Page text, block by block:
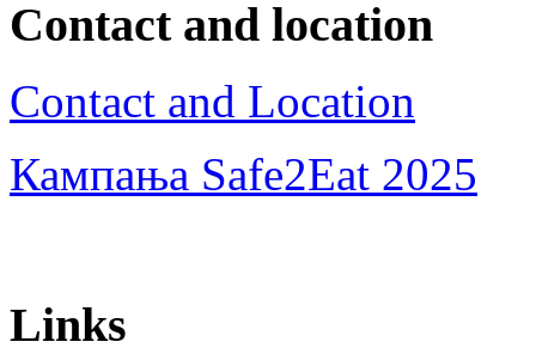
Contact and location
Contact and Location
Кампања Safe2Eat 2025
Links